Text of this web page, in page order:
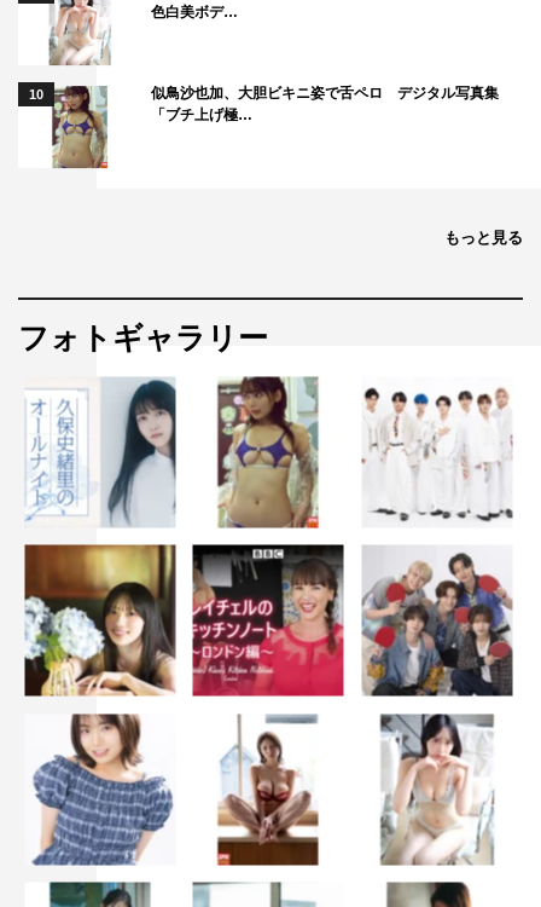
色白美ボデ…
10
似鳥沙也加、大胆ビキニ姿で舌ペロ デジタル写真集
「ブチ上げ極…
もっと見る
フォトギャラリー